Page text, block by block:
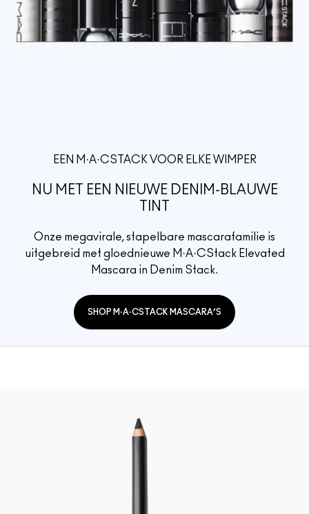
EEN M·A·CSTACK VOOR ELKE WIMPER
NU MET EEN NIEUWE DENIM-BLAUWE
TINT
Onze megavirale, stapelbare mascarafamilie is
uitgebreid met gloednieuwe M·A·CStack Elevated
Mascara in Denim Stack.
SHOP M·A·CSTACK MASCARA’S